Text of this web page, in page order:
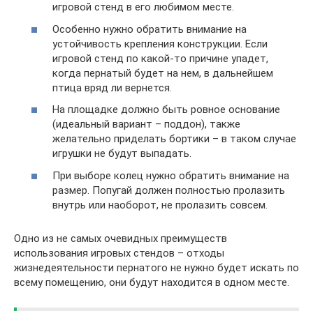
игровой стенд в его любимом месте.
Особенно нужно обратить внимание на
устойчивость крепления конструкции. Если
игровой стенд по какой-то причине упадет,
когда пернатый будет на нем, в дальнейшем
птица вряд ли вернется.
На площадке должно быть ровное основание
(идеальный вариант – поддон), также
желательно приделать бортики – в таком случае
игрушки не будут выпадать.
При выборе колец нужно обратить внимание на
размер. Попугай должен полностью пролазить
внутрь или наоборот, не пролазить совсем.
Одно из не самых очевидных преимуществ
использования игровых стендов – отходы
жизнедеятельности пернатого не нужно будет искать по
всему помещению, они будут находится в одном месте.